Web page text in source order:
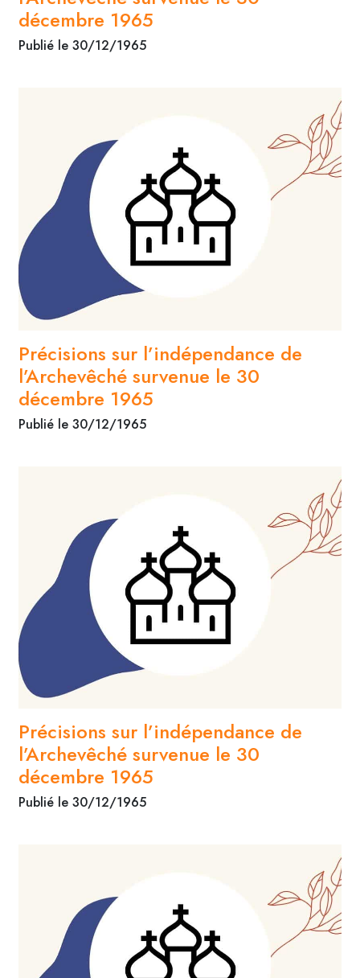
décembre 1965
Publié le 30/12/1965
Précisions sur l’indépendance de
l’Archevêché survenue le 30
décembre 1965
Publié le 30/12/1965
Précisions sur l’indépendance de
l’Archevêché survenue le 30
décembre 1965
Publié le 30/12/1965